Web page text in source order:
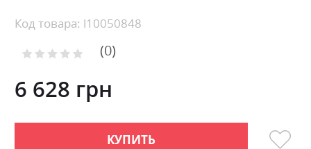
Skip
the
of
the
gallery
Код товара: l10050848
Рейтинг: 0
6 628 грн
КУПИТЬ